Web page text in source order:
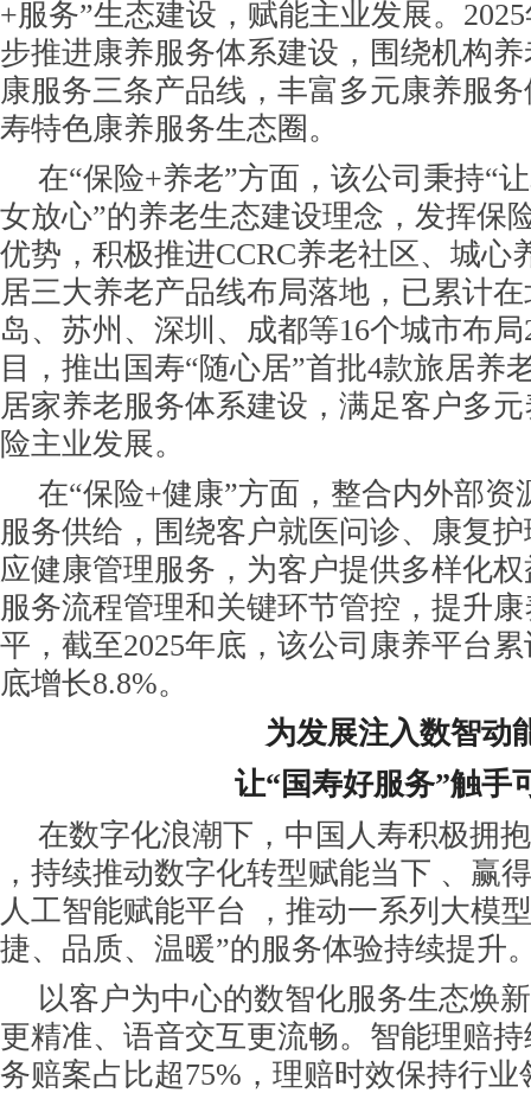
+服务”生态建设，赋能主业发展。
步推进康养服务体系建设，围绕机构
康服务三条产品线，丰富多元康养服
寿特色康养服务生态圈。
在“保险+养老”方面，该公司秉持“
女放心”的养老生态建设理念，发挥保
优势，积极推进CCRC养老社区、城心
居三大养老产品线布局落地，已累计
岛、苏州、深圳、成都等16个城市布
目，推出国寿“随心居”首批4款旅居养
居家养老服务体系建设，满足客户多
险主业发展。
在“保险+健康”方面，整合内外部资
服务供给，围绕客户就医问诊、康复
应健康管理服务，为客户提供多样化
服务流程管理和关键环节管控，提升
平，截至2025年底，该公司康养平台
底增长8.8%。
为发展注入数智动
让“国寿好服务”触手
在数字化浪潮下，中国人寿积极拥
，持续推动数字化转型赋能当下 、赢
人工智能赋能平台 ，推动一系列大模
捷、品质、温暖”的服务体验持续提升
以客户为中心的数智化服务生态焕
更精准、语音交互更流畅。智能理赔
务赔案占比超75%，理赔时效保持行业